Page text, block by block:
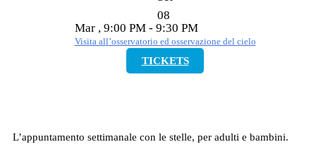
08
Mar , 9:00 PM - 9:30 PM
Visita all’osservatorio ed osservazione del cielo
TICKETS
L’appuntamento settimanale con le stelle, per adulti e bambini.